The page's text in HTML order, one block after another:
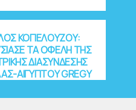
ΚΟΠΕΛΟΥΖΟΥ:
ΤΑ ΟΦΕΛΗ ΤΗΣ
ΔΙΑΣΥΝΔΕΣΗΣ
ΑΙΓΥΠΤΟΥ GREGY